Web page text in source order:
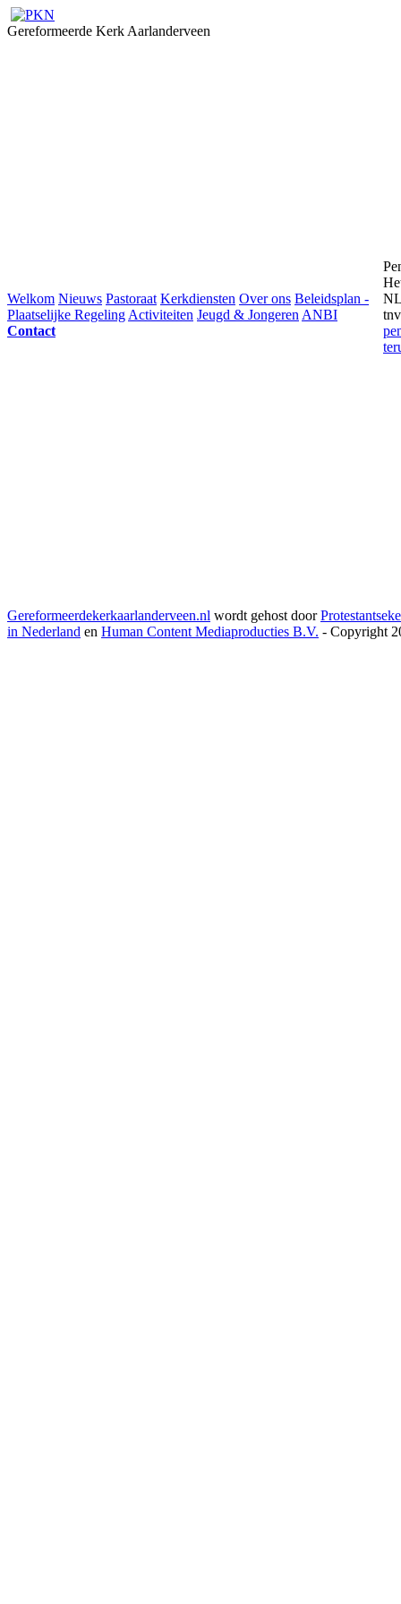
Gereformeerde Kerk Aarlanderveen
Welkom Nieuws Pastoraat Kerkdiensten Over ons Beleidsplan -
Plaatselijke Regeling Activiteiten Jeugd & Jongeren ANBI
Contact
Gereformeerdekerkaarlanderveen.nl wordt gehost door
in Nederland en Human Content Mediaproducties B.V. - Copyright